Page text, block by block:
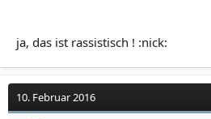
ja, das ist rassistisch ! :nick:
10. Februar 2016